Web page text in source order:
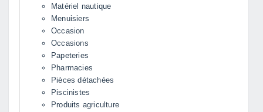
Matériel nautique
Menuisiers
Occasion
Occasions
Papeteries
Pharmacies
Pièces détachées
Piscinistes
Produits agriculture